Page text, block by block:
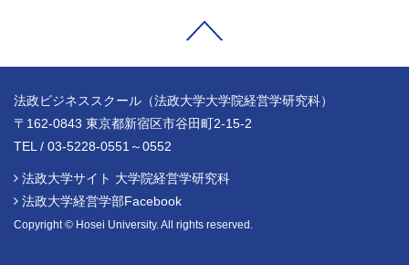
法政ビジネススクール（法政大学大学院経営学研究科）
〒162-0843 東京都新宿区市谷田町2-15-2
TEL / 03-5228-0551～0552
法政大学サイト 大学院経営学研究科
法政大学経営学部Facebook
Copyright © Hosei University. All rights reserved.